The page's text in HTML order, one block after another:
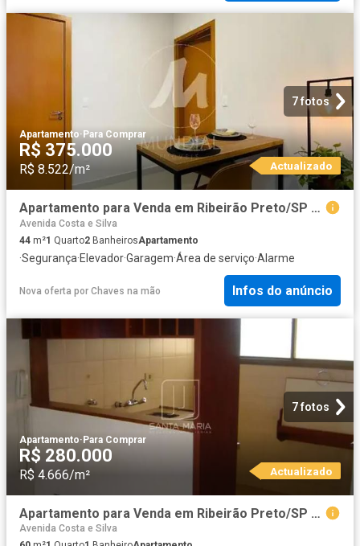
7 fotos
Apartamento· Para Comprar
R$ 375.000
R$ 8.522/m² Actualizado
Apartamento para Venda em Ribeirão Preto/SP Jardim Recreio 1 Quartos
Avenida Costa e Silva
44 m²1 Quarto2 BanheirosApartamento
·Segurança·Elevador·Garagem·Área de serviço·Alarme
Nova oferta por Chaves na mão Infos do anúncio
7 fotos
Apartamento·Para Comprar
R$ 280.000
R$ 4.666/m² Actualizado
Apartamento para Venda em Ribeirão Preto/SP Centro 1 Quartos
Avenida Costa e Silva